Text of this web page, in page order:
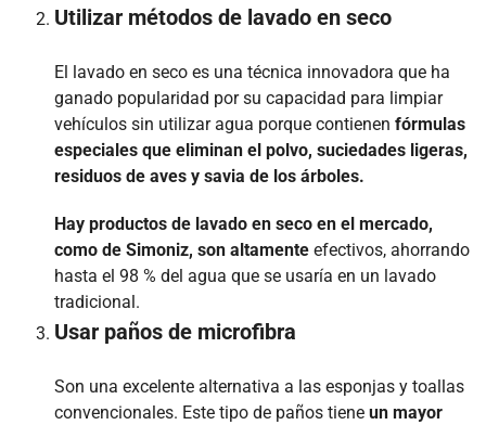
Utilizar métodos de lavado en seco
El lavado en seco es una técnica innovadora que ha
ganado popularidad por su capacidad para limpiar
vehículos sin utilizar agua porque contienen fórmulas
especiales que eliminan el polvo, suciedades ligeras,
residuos de aves y savia de los árboles.
Hay productos de lavado en seco en el mercado,
como de Simoniz, son altamente efectivos, ahorrando
hasta el 98 % del agua que se usaría en un lavado
tradicional.
Usar paños de microfibra
Son una excelente alternativa a las esponjas y toallas
convencionales. Este tipo de paños tiene un mayor